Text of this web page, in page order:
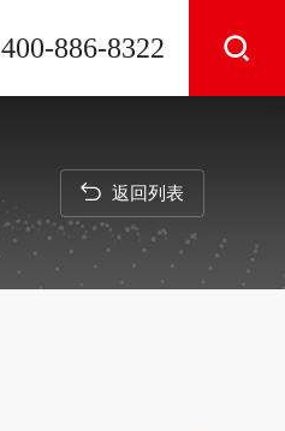
400-886-8322
返回列表